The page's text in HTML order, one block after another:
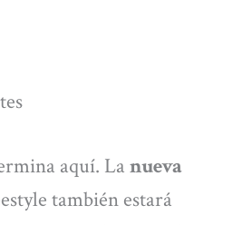
aquí. La nueva
también estará